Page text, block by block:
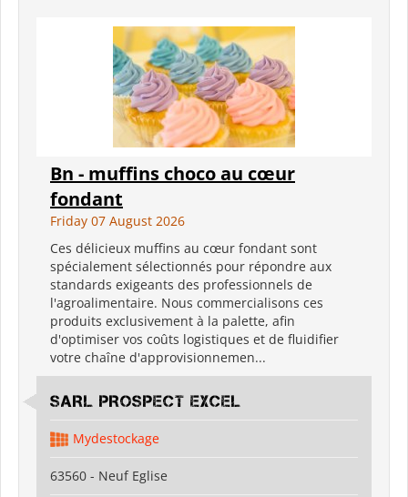
Bn - muffins choco au cœur
fondant
Friday 07 August 2026
Ces délicieux muffins au cœur fondant sont
spécialement sélectionnés pour répondre aux
standards exigeants des professionnels de
l'agroalimentaire. Nous commercialisons ces
produits exclusivement à la palette, afin
d'optimiser vos coûts logistiques et de fluidifier
votre chaîne d'approvisionnemen...
SARL PROSPECT EXCEL
Mydestockage
63560 - Neuf Eglise